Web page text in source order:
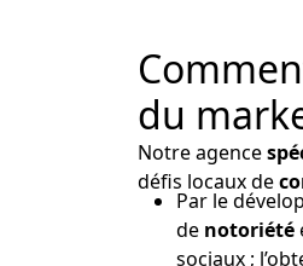
du
Notre agence
défis locaux de
Par le
de notoriété
sociaux ;